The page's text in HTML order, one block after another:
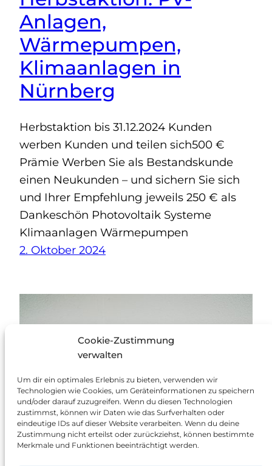
Cookie-Zustimmung
verwalten
Um dir ein optimales Erlebnis zu bieten, verwenden wir
Technologien wie Cookies, um Geräteinformationen zu speichern
und/oder darauf zuzugreifen. Wenn du diesen Technologien
zustimmst, können wir Daten wie das Surfverhalten oder
eindeutige IDs auf dieser Website verarbeiten. Wenn du deine
Zustimmung nicht erteilst oder zurückziehst, können bestimmte
Merkmale und Funktionen beeinträchtigt werden.
Anlagen,
Wärmepumpen,
Klimaanlagen in
Nürnberg
Herbstaktion bis 31.12.2024 Kunden
werben Kunden und teilen sich500 €
Prämie Werben Sie als Bestandskunde
einen Neukunden – und sichern Sie sich
und Ihrer Empfehlung jeweils 250 € als
Dankeschön Photovoltaik Systeme
Klimaanlagen Wärmepumpen
2. Oktober 2024